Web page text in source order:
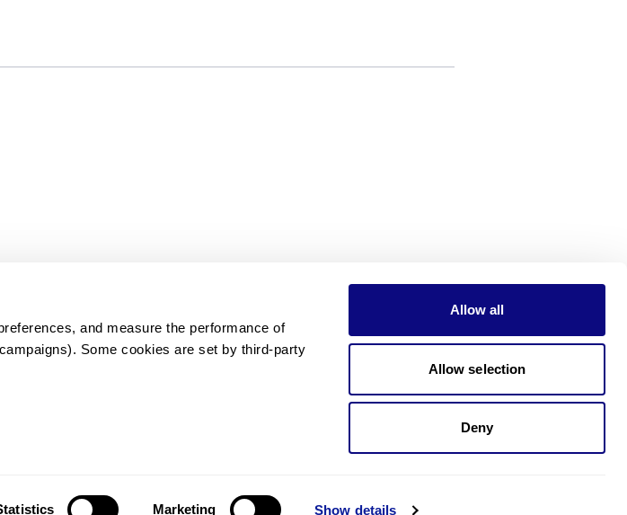
and measure the performance of
Some cookies are set by third-party
Marketing Show details
Allow all
Allow selection
Deny